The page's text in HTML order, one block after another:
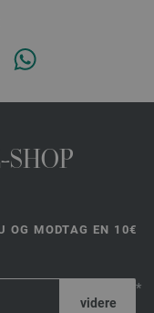
OG MODTAG EN 10€
*